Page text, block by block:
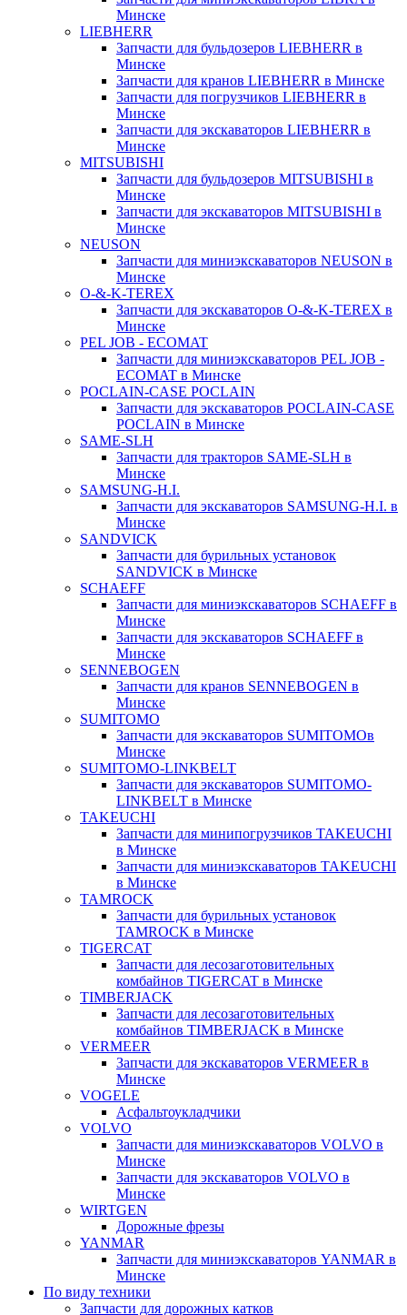
Минске
LIEBHERR
Запчасти для бульдозеров LIEBHERR в
Минске
Запчасти для кранов LIEBHERR в Минске
Запчасти для погрузчиков LIEBHERR в
Минске
Запчасти для экскаваторов LIEBHERR в
Минске
MITSUBISHI
Запчасти для бульдозеров MITSUBISHI в
Минске
Запчасти для экскаваторов MITSUBISHI в
Минске
NEUSON
Запчасти для миниэкскаваторов NEUSON в
Минске
O-&-K-TEREX
Запчасти для экскаваторов O-&-K-TEREX в
Минске
PEL JOB - ECOMAT
Запчасти для миниэкскаваторов PEL JOB -
ECOMAT в Минске
POCLAIN-CASE POCLAIN
Запчасти для экскаваторов POCLAIN-CASE
POCLAIN в Минске
SAME-SLH
Запчасти для тракторов SAME-SLH в
Минске
SAMSUNG-H.I.
Запчасти для экскаваторов SAMSUNG-H.I. в
Минске
SANDVICK
Запчасти для бурильных установок
SANDVICK в Минске
SCHAEFF
Запчасти для миниэкскаваторов SCHAEFF в
Минске
Запчасти для экскаваторов SCHAEFF в
Минске
SENNEBOGEN
Запчасти для кранов SENNEBOGEN в
Минске
SUMITOMO
Запчасти для экскаваторов SUMITOMOв
Минске
SUMITOMO-LINKBELT
Запчасти для экскаваторов SUMITOMO-
LINKBELT в Минске
TAKEUCHI
Запчасти для минипогрузчиков TAKEUCHI
в Минске
Запчасти для миниэкскаваторов TAKEUCHI
в Минске
TAMROCK
Запчасти для бурильных установок
TAMROCK в Минске
TIGERCAT
Запчасти для лесозаготовительных
комбайнов TIGERCAT в Минске
TIMBERJACK
Запчасти для лесозаготовительных
комбайнов TIMBERJACK в Минске
VERMEER
Запчасти для экскаваторов VERMEER в
Минске
VOGELE
Асфальтоукладчики
VOLVO
Запчасти для миниэкскаваторов VOLVO в
Минске
Запчасти для экскаваторов VOLVO в
Минске
WIRTGEN
Дорожные фрезы
YANMAR
Запчасти для миниэкскаваторов YANMAR в
Минске
По виду техники
Запчасти для дорожных катков